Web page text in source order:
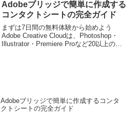
→※...
Adobeブリッジで簡単に作成する
コンタクトシートの完全ガイド
まずは7日間の無料体験から始めよう
Adobe Creative Cloudは、Photoshop・
Illustrator・Premiere Proなど20以上のア
Adobeブリッジで簡単に作成するコンタ
クトシートの完全ガイド